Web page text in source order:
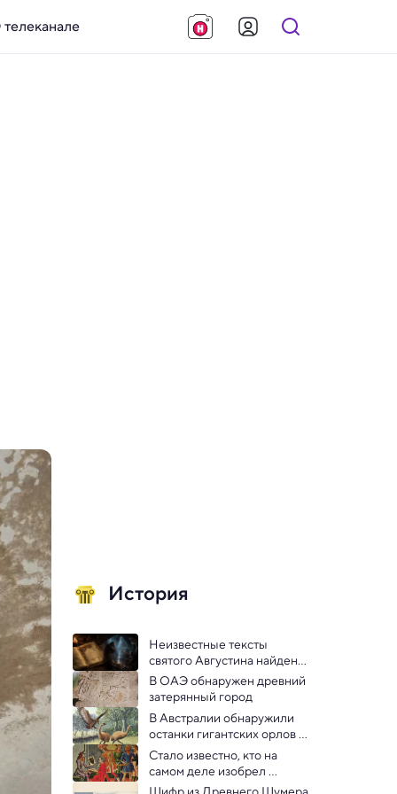
История
Неизвестные тексты
святого Августина найдены
в средневековом
монастыре
В ОАЭ обнаружен древний
затерянный город
В Австралии обнаружили
останки гигантских орлов
возрастом более 50 000 лет
Стало известно, кто на
самом деле изобрел
десятичные дроби в Европе.